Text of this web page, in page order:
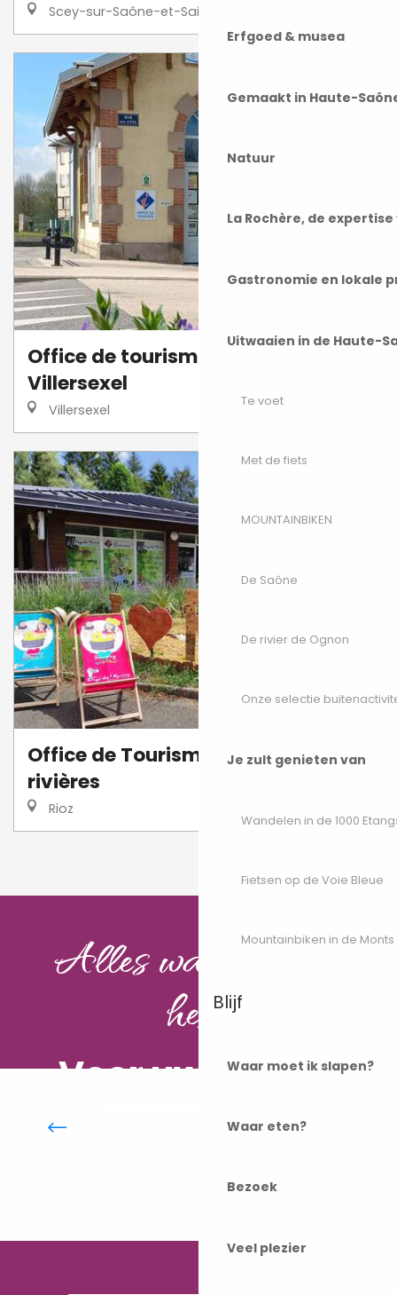
Erfgoed & musea
Gemaakt in Haute-
Natuur
La Rochère, de
Gastronomie en lokale
Uitwaaien in de Haute-
Te voet
Met de fiets
MOUNTAINBIKEN
De Saône
De rivier de Ognon
Onze selectie
Je zult genieten van
Wandelen in de 1000
Fietsen op de Voie Bleue
Mountainbiken in de Monts
Blijf
Waar moet ik slapen?
Waar eten?
Bezoek
Veel plezier
Scey-sur-Saône-et-Saint-Albin
Office de tourisme du Pays de
Villersexel
Villersexel
Office de Tourisme au Pays des 7
rivières
Rioz
Alles wat je nodig
hebt
Voor uw verblijf
Vrije tijd